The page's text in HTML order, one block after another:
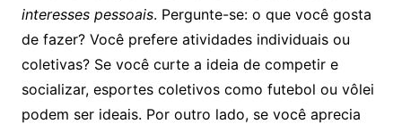
interesses pessoais. Pergunte-se: o que você gosta
de fazer? Você prefere atividades individuais ou
coletivas? Se você curte a ideia de competir e
socializar, esportes coletivos como futebol ou vôlei
podem ser ideais. Por outro lado, se você aprecia